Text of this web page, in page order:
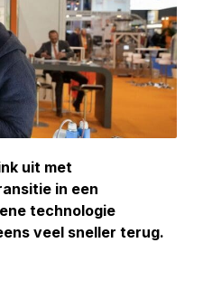
uit met
in een
technologie
veel sneller terug.